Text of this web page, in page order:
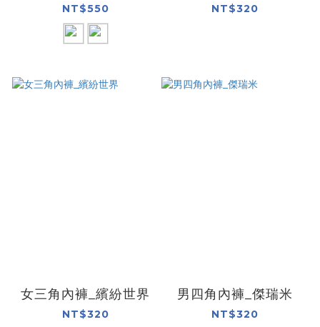
NT$550 NT$320
女三角內褲_繽紛世界
NT$320
男四角內褲_傑瑞米
NT$320